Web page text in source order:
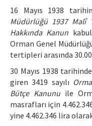
16 Mayıs 1938
Müdürlüğü 1937 Malî
Hakkında Kanun
Orman Genel
tertipleri arasında
30 Mayıs 1938
giren 3419 sayılı
Bütçe Kanunuile
masrafları için
yine 4.462.346 lira